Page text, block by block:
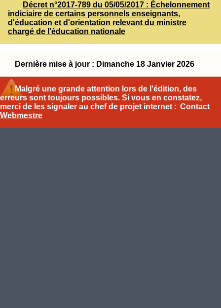
Décret n°2017-789 du 05/05/2017 : Échelonnement
indiciaire de certains personnels enseignants,
d'éducation et d'orientation relevant du ministre
chargé de l'éducation nationale
Dernière mise à jour : Dimanche 18 Janvier 2026
Malgré une grande attention lors de l'édition, des
erreurs sont toujours possibles. Si vous en constatez,
merci de les signaler au chef de projet internet : Contact
Webmestre